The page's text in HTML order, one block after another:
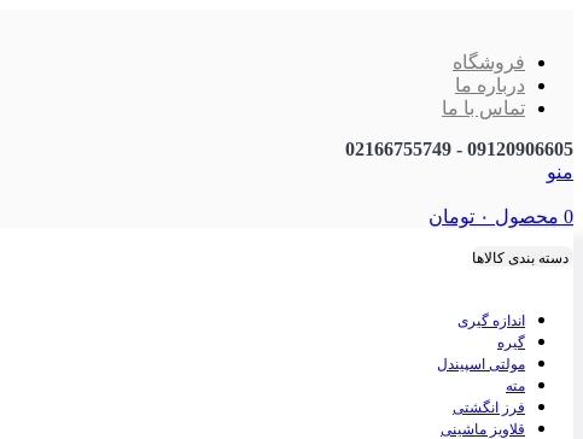
فروشگاه
درباره ما
تماس با ما
09120906605 - 02166755749
منو
0 محصول ۰ تومان
دسته بندی کالاها
اندازه گیری
گیره
مولتی اسپیندل
مته
فرز انگشتی
قلاویز ماشینی